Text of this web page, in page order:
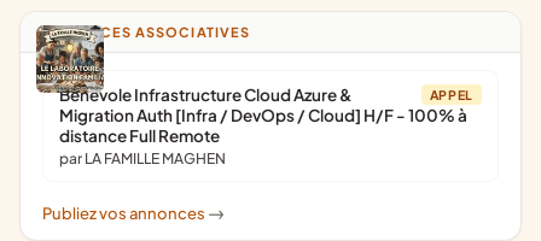
ANNONCES ASSOCIATIVES
APPEL
Bénévole Infrastructure Cloud Azure &
Migration Auth [Infra / DevOps / Cloud] H/F - 100% à
distance Full Remote
par LA FAMILLE MAGHEN
Publiez vos annonces ->